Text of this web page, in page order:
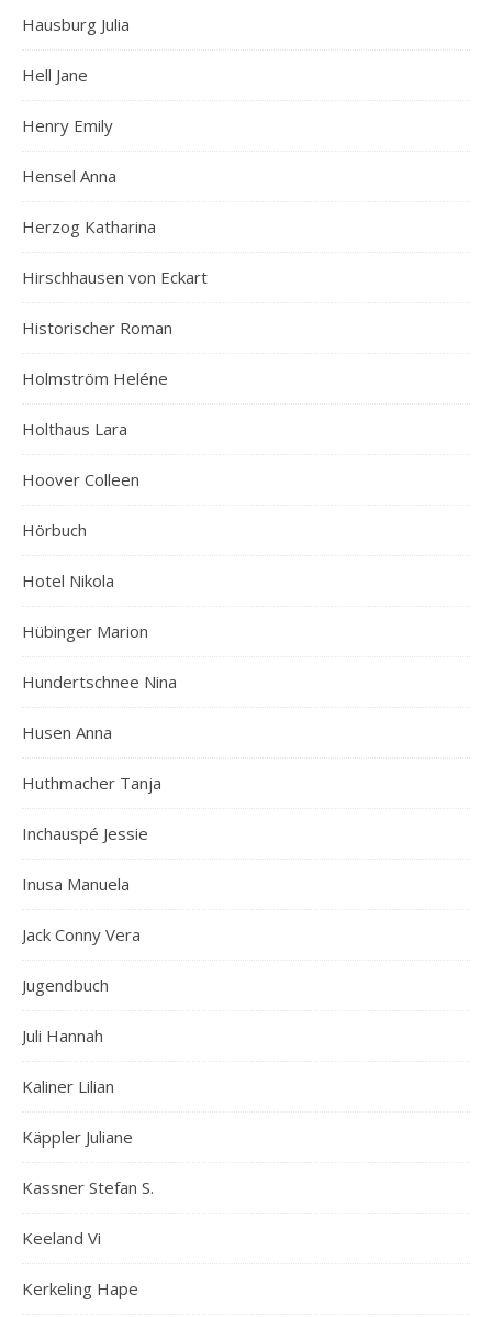
Hausburg Julia
Hell Jane
Henry Emily
Hensel Anna
Herzog Katharina
Hirschhausen von Eckart
Historischer Roman
Holmström Heléne
Holthaus Lara
Hoover Colleen
Hörbuch
Hotel Nikola
Hübinger Marion
Hundertschnee Nina
Husen Anna
Huthmacher Tanja
Inchauspé Jessie
Inusa Manuela
Jack Conny Vera
Jugendbuch
Juli Hannah
Kaliner Lilian
Käppler Juliane
Kassner Stefan S.
Keeland Vi
Kerkeling Hape